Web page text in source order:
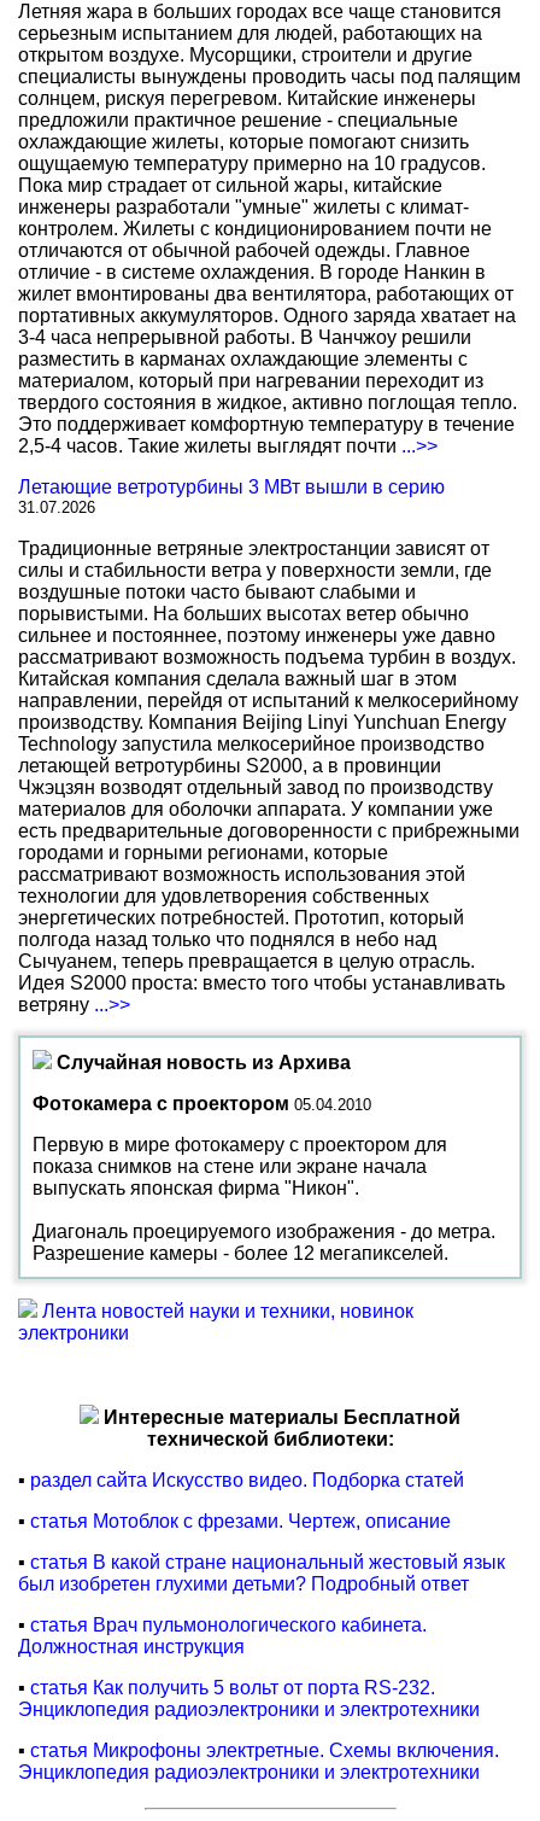
Летняя жара в больших городах все чаще становится
серьезным испытанием для людей, работающих на
открытом воздухе. Мусорщики, строители и другие
специалисты вынуждены проводить часы под палящим
солнцем, рискуя перегревом. Китайские инженеры
предложили практичное решение - специальные
охлаждающие жилеты, которые помогают снизить
ощущаемую температуру примерно на 10 градусов.
Пока мир страдает от сильной жары, китайские
инженеры разработали "умные" жилеты с климат-
контролем. Жилеты с кондиционированием почти не
отличаются от обычной рабочей одежды. Главное
отличие - в системе охлаждения. В городе Нанкин в
жилет вмонтированы два вентилятора, работающих от
портативных аккумуляторов. Одного заряда хватает на
3-4 часа непрерывной работы. В Чанчжоу решили
разместить в карманах охлаждающие элементы с
материалом, который при нагревании переходит из
твердого состояния в жидкое, активно поглощая тепло.
Это поддерживает комфортную температуру в течение
2,5-4 часов. Такие жилеты выглядят почти ...>>
Летающие ветротурбины 3 МВт вышли в серию
31.07.2026
Традиционные ветряные электростанции зависят от
силы и стабильности ветра у поверхности земли, где
воздушные потоки часто бывают слабыми и
порывистыми. На больших высотах ветер обычно
сильнее и постояннее, поэтому инженеры уже давно
рассматривают возможность подъема турбин в воздух.
Китайская компания сделала важный шаг в этом
направлении, перейдя от испытаний к мелкосерийному
производству. Компания Beijing Linyi Yunchuan Energy
Technology запустила мелкосерийное производство
летающей ветротурбины S2000, а в провинции
Чжэцзян возводят отдельный завод по производству
материалов для оболочки аппарата. У компании уже
есть предварительные договоренности с прибрежными
городами и горными регионами, которые
рассматривают возможность использования этой
технологии для удовлетворения собственных
энергетических потребностей. Прототип, который
полгода назад только что поднялся в небо над
Сычуанем, теперь превращается в целую отрасль.
Идея S2000 проста: вместо того чтобы устанавливать
ветряну ...>>
Случайная новость из Архива
Фотокамера с проектором 05.04.2010
Первую в мире фотокамеру с проектором для
показа снимков на стене или экране начала
выпускать японская фирма "Никон".
Диагональ проецируемого изображения - до метра.
Разрешение камеры - более 12 мегапикселей.
Лента новостей науки и техники, новинок
электроники
Интересные материалы Бесплатной
технической библиотеки:
▪ раздел сайта Искусство видео. Подборка статей
▪ статья Мотоблок с фрезами. Чертеж, описание
▪ статья В какой стране национальный жестовый язык
был изобретен глухими детьми? Подробный ответ
▪ статья Врач пульмонологического кабинета.
Должностная инструкция
▪ статья Как получить 5 вольт от порта RS-232.
Энциклопедия радиоэлектроники и электротехники
▪ статья Микрофоны электретные. Схемы включения.
Энциклопедия радиоэлектроники и электротехники